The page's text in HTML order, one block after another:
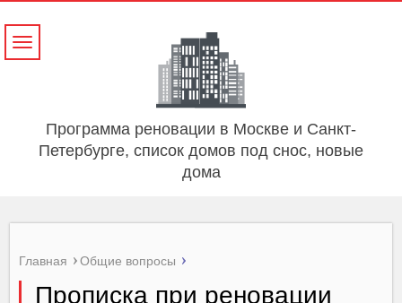
Программа реновации в Москве и Санкт-
Петербурге, список домов под снос, новые
дома
Навигация
Главная Общие вопросы
Прописка при реновации